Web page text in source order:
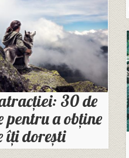
30 de
pentru a obține
îți dorești